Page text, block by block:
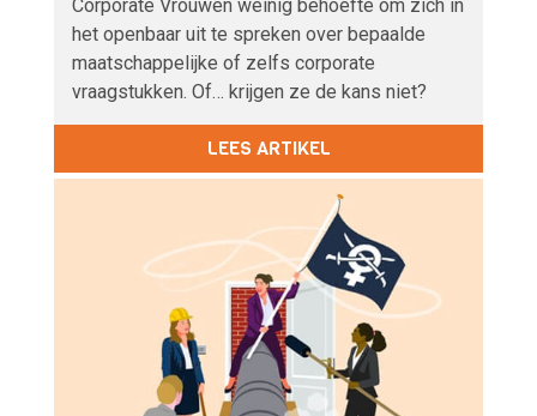
Corporate Vrouwen weinig behoefte om zich in
het openbaar uit te spreken over bepaalde
maatschappelijke of zelfs corporate
vraagstukken. Of… krijgen ze de kans niet?
LEES ARTIKEL